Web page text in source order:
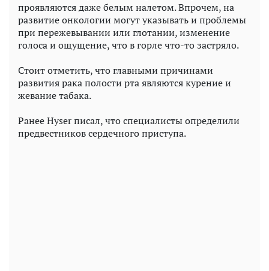
проявляются даже белым налетом. Впрочем, на
развитие онкологии могут указывать и проблемы
при пережевывании или глотании, изменение
голоса и ощущение, что в горле что-то застряло.
Стоит отметить, что главными причинами
развития рака полости рта являются курение и
жевание табака.
Ранее Hyser писал, что специалисты определили
предвестников сердечного приступа.